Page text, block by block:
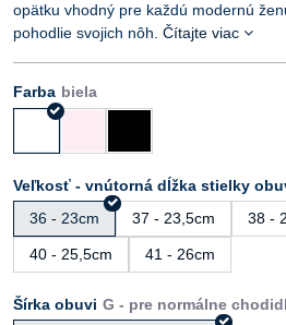
opätku vhodný pre každú modernú
pohodlie svojich nôh. Čítajte viac
Farba
Veľkosť - vnútorná dĺžka stielky
36 - 23cm
37 - 23,5cm 38 -
40 - 25,5cm 41 - 26cm
Šírka obuvi